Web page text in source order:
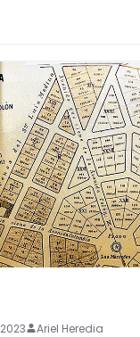
Ariel Heredia